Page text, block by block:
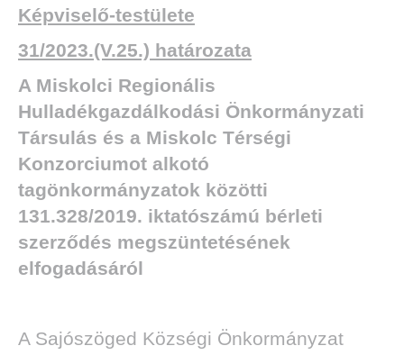
Képviselő-testülete
31/2023.(V.25.) határozata
A Miskolci Regionális
Hulladékgazdálkodási Önkormányzati
Társulás és a Miskolc Térségi
Konzorciumot alkotó
tagönkormányzatok közötti
131.328/2019. iktatószámú bérleti
szerződés megszüntetésének
elfogadásáról
A Sajószöged Községi Önkormányzat